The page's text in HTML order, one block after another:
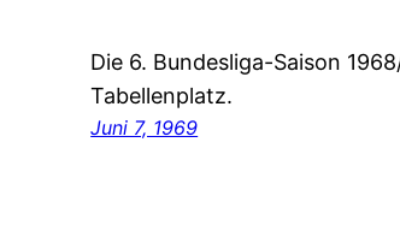
Die 6. Bundesliga-Saison
Tabellenplatz.
Juni 7, 1969